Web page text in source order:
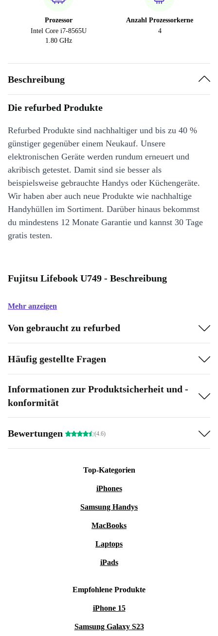
Prozessor
Intel Core i7-8565U
1.80 GHz
Anzahl Prozessorkerne
4
Beschreibung
Die refurbed Produkte
Refurbed Produkte sind nachhaltiger und bis zu 40 %
günstiger gegenüber einem Neukauf. Unsere
elektronischen Geräte werden rundum erneuert und
akribisch getestet. Damit sind sie besser als
beispielsweise gebrauchte Handys oder Küchengeräte.
Wir haben aber auch neue Produkte wie nachhaltige
Handyhüllen im Sortiment. Darüber hinaus bekommst
du mindestens 12 Monate Garantie und kannst 30 Tage
gratis testen.
Fujitsu Lifebook U749 - Beschreibung
Mehr anzeigen
Von gebraucht zu refurbed
Häufig gestellte Fragen
Informationen zur Produktsicherheit und -
konformität
Bewertungen (4.6)
Top-Kategorien
iPhones
Samsung Handys
MacBooks
Laptops
iPads
Empfohlene Produkte
iPhone 15
Samsung Galaxy S23